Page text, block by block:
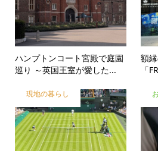
ハンプトンコート宮殿で庭園
巡り ～英国王室が愛した...
額
「
現地の暮らし